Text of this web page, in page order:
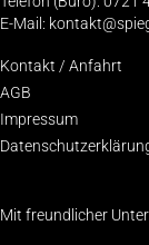
E-Mail:
Kon­takt / Anfahrt
AGB
Impres­sum
Mit freundlicher